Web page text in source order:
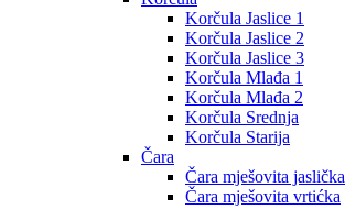
Korčula Jaslice 1
Korčula Jaslice 2
Korčula Jaslice 3
Korčula Mlađa 1
Korčula Mlađa 2
Korčula Srednja
Korčula Starija
Čara
Čara mješovita jaslička
Čara mješovita vrtićka